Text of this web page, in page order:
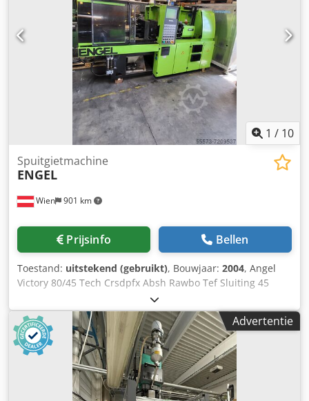
1 / 10
Wien 901 km
Spuitgietmachine
ENGEL
Prijsinfo Bellen
Toestand: uitstekend (gebruikt), Bouwjaar: 2004, Angel
Victory 80/45 Tech Crsdpfx Absh Rawbo Tef Sluiting 45
TOnnen, zonder trekstang Scrow 22 mm JAAR 2004 CC 200
Advertentie